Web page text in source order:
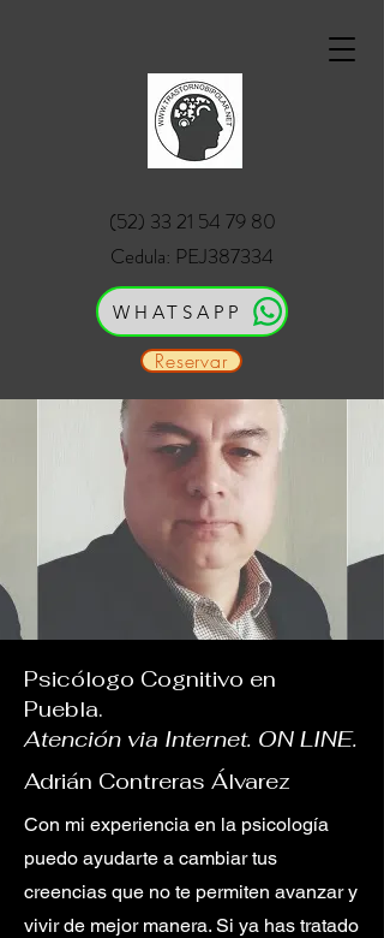
(52) 33 21 54 79 80
Cedula: PEJ387334
WHATSAPP
Reservar
Psicólogo Cognitivo en
Puebla.
Atención via Internet. ON LINE.
Adrián Contreras Álvarez
Con mi experiencia en la psicología
puedo ayudarte a cambiar tus
creencias que no te permiten avanzar y
vivir de mejor manera. Si ya has tratado